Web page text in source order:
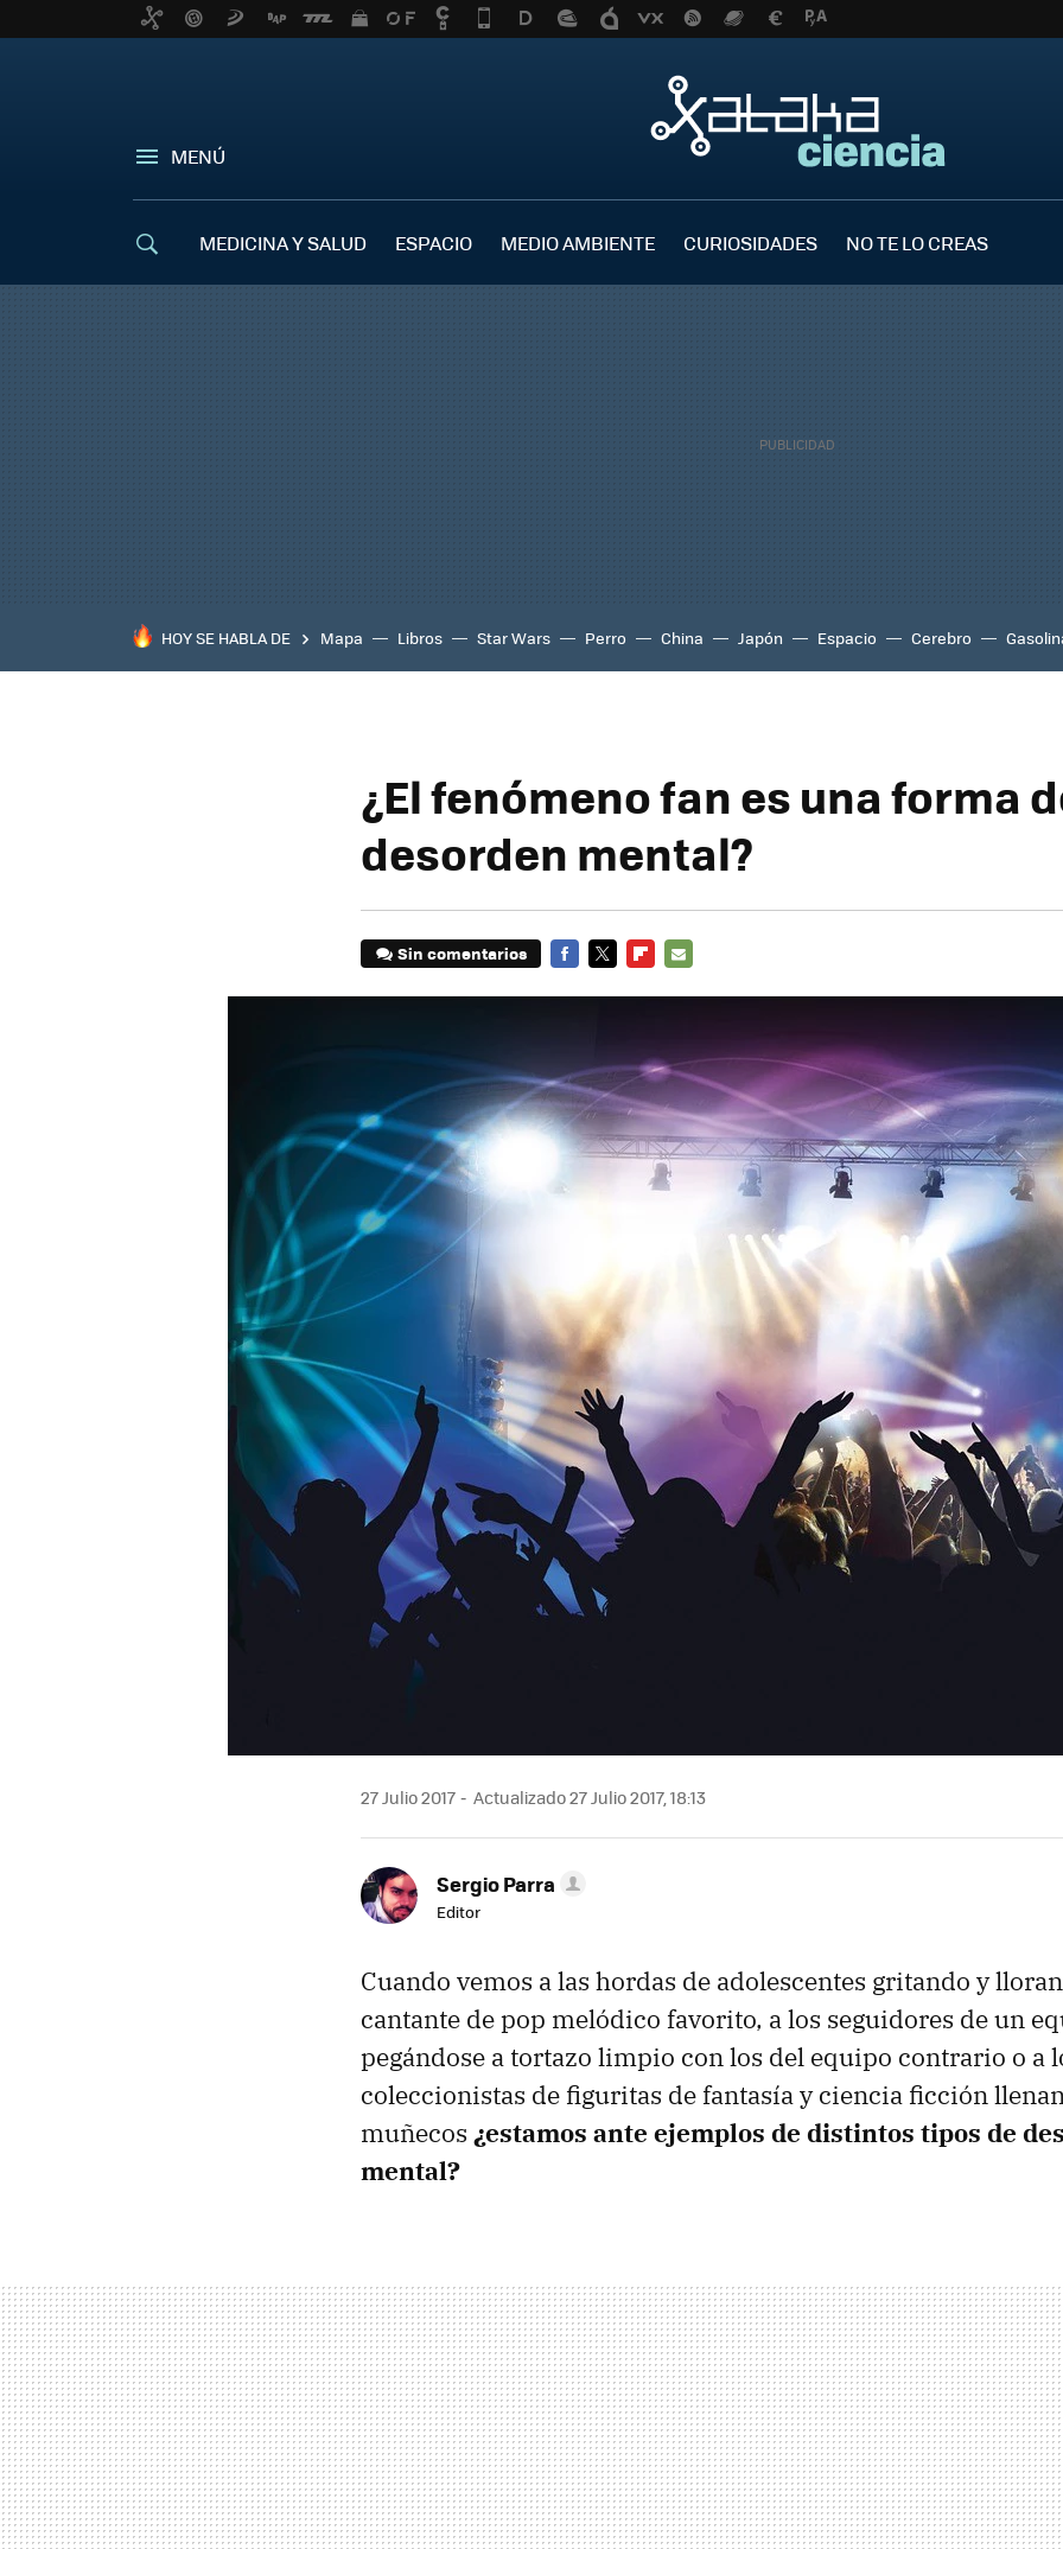
MENÚ
MEDICINA Y SALUD ESPACIO MEDIO AMBIENTE CURIOSIDADES NO TE LO CREAS
HOY SE HABLA DE Mapa Libros Star Wars Perro China Japón Espacio Cerebro
¿El fenómeno fan es una forma
desorden mental?
Sin comentarios
27 Julio 2017 Actualizado 27 Julio 2017, 18:13
Sergio Parra
Editor
Cuando vemos a las hordas de adolescentes gritando y
cantante de pop melódico favorito, a los seguidores de un
pegándose a tortazo limpio con los del equipo contrario o a
coleccionistas de figuritas de fantasía y ciencia ficción
muñecos ¿estamos ante ejemplos de distintos tipos de
mental?